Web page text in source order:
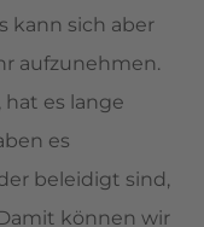
kann sich aber
aufzunehmen.
es lange
es
beleidigt sind,
können wir